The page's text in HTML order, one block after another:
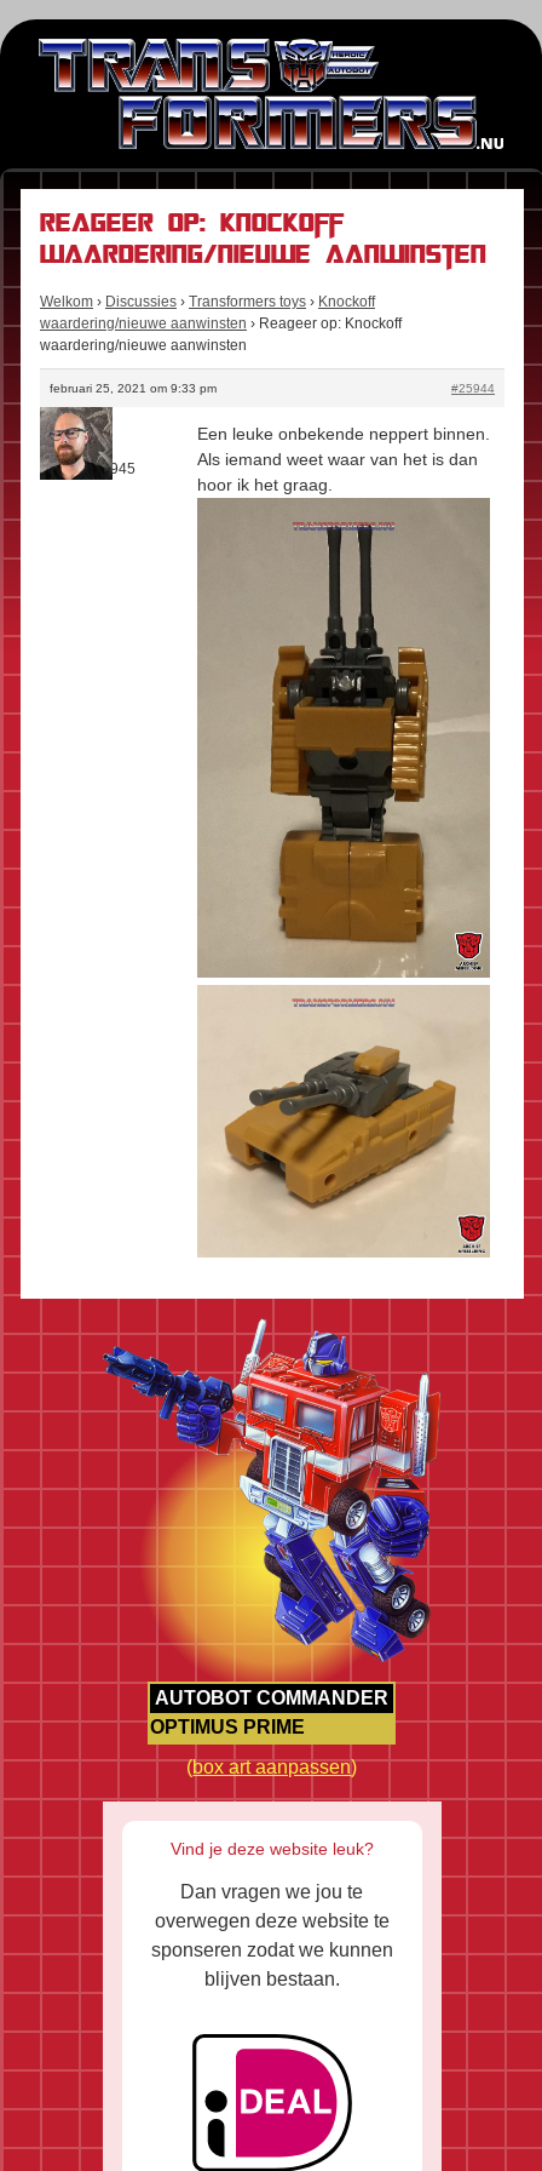
Reageer op: Knockoff
waardering/nieuwe aanwinsten
Welkom › Discussies › Transformers toys › Knockoff
waardering/nieuwe aanwinsten › Reageer op: Knockoff
waardering/nieuwe aanwinsten
februari 25, 2021 om 9:33 pm #25944
Stefan
Rol:Fan
Berichten:945
Een leuke onbekende neppert binnen.
Als iemand weet waar van het is dan
hoor ik het graag.
AUTOBOT COMMANDER
OPTIMUS PRIME
(box art aanpassen)
Vind je deze website leuk?
Dan vragen we jou te
overwegen deze website te
sponseren zodat we kunnen
blijven bestaan.